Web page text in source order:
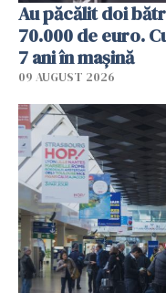
Au păcălit doi
70.000 de euro.
7 ani în mașină
09 AUGUST 2026